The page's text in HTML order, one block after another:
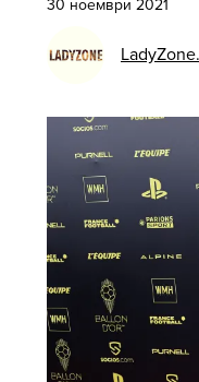
30 ноември 2021